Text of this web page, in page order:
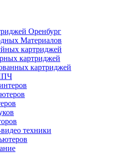
Оренбург
Материалов
картриджей
картриджей
картриджей
техники